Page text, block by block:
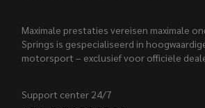
Maximale prestaties vereisen maximale
Springs is gespecialiseerd in
motorsport – exclusief voor officiële
Support center 24/7